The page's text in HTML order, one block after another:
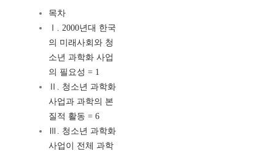
목차
Ⅰ. 2000년대 한국
의 미래사회와 청
소년 과학화 사업
의 필요성 = 1
Ⅱ. 청소년 과학화
사업과 과학의 본
질적 활동 = 6
Ⅲ. 청소년 과학화
사업이 전체 과학